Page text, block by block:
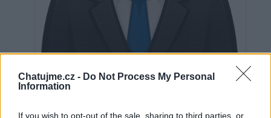
Chatujme.cz - Do Not Process My Personal
Information
If you wish to opt-out of the sale, sharing to third parties, or
Neověřeno